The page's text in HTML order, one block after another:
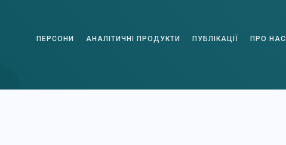
ПЕРСОНИ АНАЛІТИЧНІ ПРОДУКТИ ПУБЛІКАЦІЇ ПРО НАС